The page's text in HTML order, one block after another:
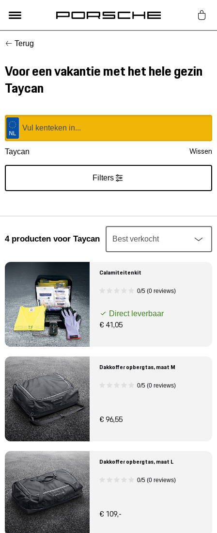
Lifestyle
Auto Accessoires
Nieuw
Porsche finder
Mijn account
Meer Porsche
Porsche informatie
Terug
Voor een vakantie met het hele gezin
Taycan
Taycan Wissen
Filters
4producten voor Taycan
Calamiteitenkit
0/5 (0 reviews)
Direct leverbaar
€ 41,05
Dakkoffer opbergtas, maat M
0/5 (0 reviews)
€ 96,55
Dakkoffer opbergtas, maat L
0/5 (0 reviews)
€ 109,-